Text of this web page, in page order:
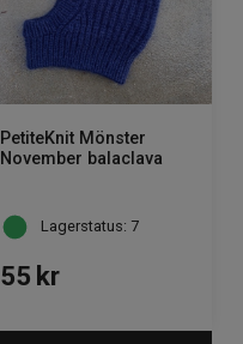
PetiteKnit Mönster
November balaclava
Lagerstatus: 7
55 kr